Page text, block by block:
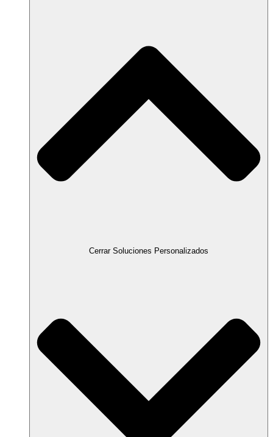
Cerrar Soluciones Personalizados